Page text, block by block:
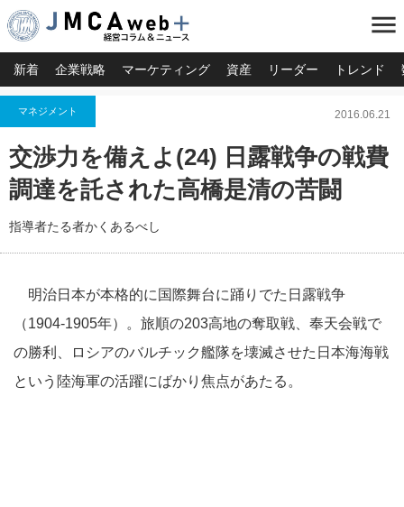
menu
新着 企業戦略 マーケティング 資産 リーダー トレンド
マネジメント 2016.06.21
交渉力を備えよ(24) 日露戦争の戦費
調達を託された高橋是清の苦闘
指導者たる者かくあるべし
明治日本が本格的に国際舞台に踊りでた日露戦争
（1904-1905年）。旅順の203高地の奪取戦、奉天会戦で
の勝利、
ロシアのバルチック艦隊を壊滅させた日本海海戦
という陸海軍の活躍にばかり焦点があたる。